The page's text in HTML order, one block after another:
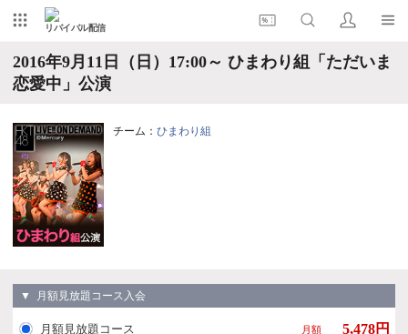
リバイバル配信
2016年9月11日（日）17:00～ ひまわり組「ただいま
恋愛中」公演
チーム： ひまわり組
▼ 月額見放題コース入会
月額見放題コース 月額 5,478円